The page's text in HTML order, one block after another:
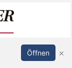
Anmelden
Öffnen ×